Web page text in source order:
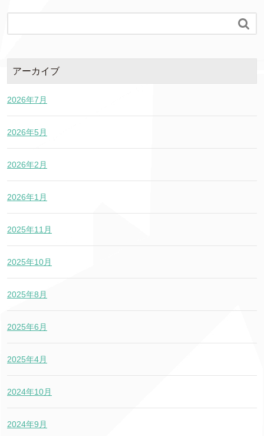

アーカイブ
2026年7月
2026年5月
2026年2月
2026年1月
2025年11月
2025年10月
2025年8月
2025年6月
2025年4月
2024年10月
2024年9月